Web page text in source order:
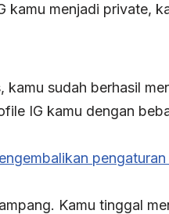
kamu menjadi private,
kamu sudah berhasil
IG kamu dengan
Kamu tinggal